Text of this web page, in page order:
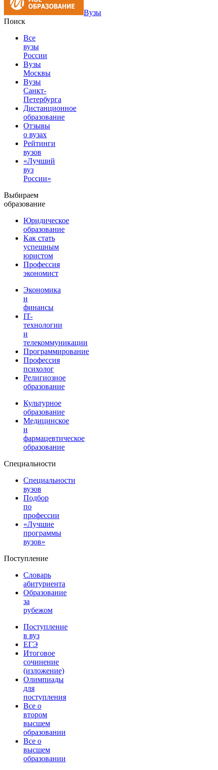
Вузы
Поиск
Все
вузы
России
Вузы
Москвы
Вузы
Санкт-
Петербурга
Дистанционное
образование
Отзывы
о вузах
Рейтинги
вузов
«Лучший
вуз
России»
Выбираем
образование
Юридическое
образование
Как стать
успешным
юристом
Профессия
экономист
Экономика
и
финансы
IT-
технологии
и
телекоммуникации
Программирование
Профессия
психолог
Религиозное
образование
Культурное
образование
Медицинское
и
фармацевтическое
образование
Специальности
Специальности
вузов
Подбор
по
профессии
«Лучшие
программы
вузов»
Поступление
Словарь
абитуриента
Образование
за
рубежом
Поступление
в вуз
ЕГЭ
Итоговое
сочинение
(изложение)
Олимпиады
для
поступления
Все о
втором
высшем
образовании
Все о
высшем
образовании